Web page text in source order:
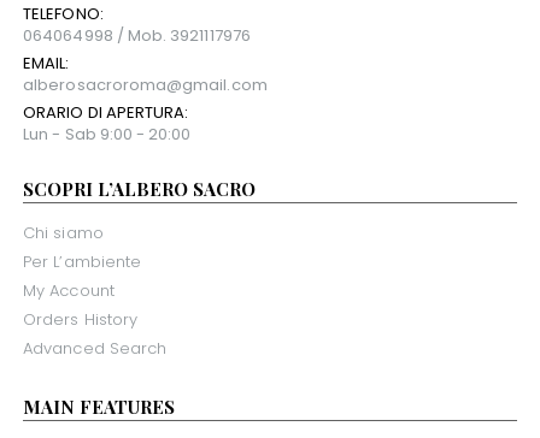
TELEFONO:
064064998 / Mob. 3921117976
EMAIL:
alberosacroroma@gmail.com
ORARIO DI APERTURA:
Lun - Sab 9:00 - 20:00
SCOPRI L’ALBERO SACRO
Chi siamo
Per L’ambiente
My Account
Orders History
Advanced Search
MAIN FEATURES